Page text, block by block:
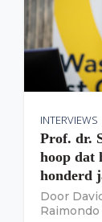
INTERVIEWS
Prof. dr.
hoop dat
honderd
Door
Raimondo